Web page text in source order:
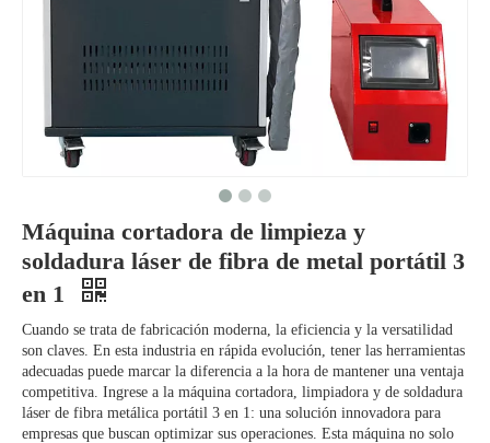
Máquina cortadora de limpieza y
soldadura láser de fibra de metal portátil 3
en 1
Cuando se trata de fabricación moderna, la eficiencia y la versatilidad
son claves. En esta industria en rápida evolución, tener las herramientas
adecuadas puede marcar la diferencia a la hora de mantener una ventaja
competitiva. Ingrese a la máquina cortadora, limpiadora y de soldadura
láser de fibra metálica portátil 3 en 1: una solución innovadora para
empresas que buscan optimizar sus operaciones. Esta máquina no solo